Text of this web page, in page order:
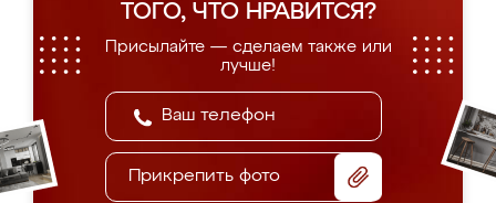
ТОГО, ЧТО НРАВИТСЯ?
Присылайте — сделаем также или
лучше!
Прикрепить фото